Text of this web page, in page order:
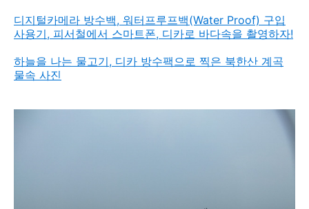
디지털카메라 방수백, 워터프루프백(Water Proof) 구입
사용기, 피서철에서 스마트폰, 디카로 바다속을 촬영하자!
하늘을 나는 물고기, 디카 방수팩으로 찍은 북한산 계곡
물속 사진